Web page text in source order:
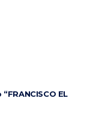
EL